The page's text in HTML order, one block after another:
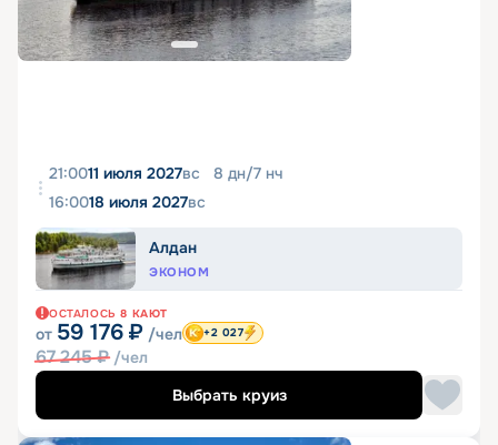
21:0011 июля 2027вс 8 дн/7 нч
16:0018 июля 2027вс
Алдан
ЭКОНОМ
ОСТАЛОСЬ 8 КАЮТ
от 59 176 ₽ /чел
67 245₽ /чел
+2 027
Выбрать круиз